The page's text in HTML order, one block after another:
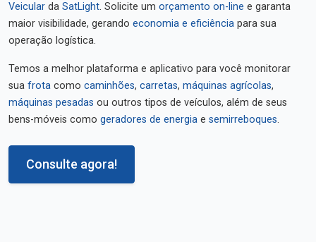
Veicular da SatLight. Solicite um orçamento on-line e garanta
maior visibilidade, gerando economia e eficiência para sua
operação logística.
Temos a melhor plataforma e aplicativo para você monitorar
sua frota como caminhões, carretas, máquinas agrícolas,
máquinas pesadas ou outros tipos de veículos, além de seus
bens-móveis como geradores de energia e semirreboques.
Consulte agora!